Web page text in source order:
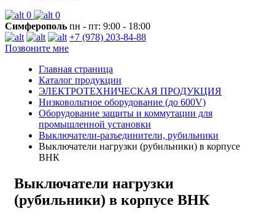
0
0
Симферополь пн - пт: 9:00 - 18:00
+7 (978) 203-84-88
Позвоните мне
Главная страница
Каталог продукции
ЭЛЕКТРОТЕХНИЧЕСКАЯ ПРОДУКЦИЯ
Низковольтное оборудование (до 600V)
Оборудование защиты и коммутации для
промышленной установки
Выключатели-разъединители, рубильники
Выключатели нагрузки (рубильники) в корпусе
ВНК
Выключатели нагрузки
(рубильники) в корпусе ВНК